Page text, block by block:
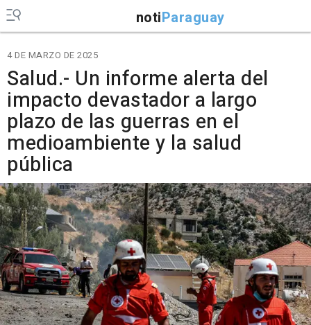
notiParaguay
4 DE MARZO DE 2025
Salud.- Un informe alerta del
impacto devastador a largo
plazo de las guerras en el
medioambiente y la salud
pública